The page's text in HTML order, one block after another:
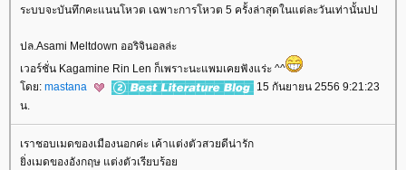
ระบบจะบันทึกคะแนนโหวต เฉพาะการโหวต 5 ครั้งล่าสุดในแต่ละวันเท่านั้นปป
ปล.Asami Meltdown ออริจินอลล่ะ
เวอร์ชั่น Kagamine Rin Len ก็เพราะนะแพมเคยฟังแร่ะ ^^
ดย: mastana
15 กันยายน 2556 9:21:23
น.
เราชอบเมดของเมืองนอกค่ะ เค้าแต่งตัวสวยดีน่ารัก
ิ่งเมดของอังกฤษ แต่งตัวเรียบร้อ